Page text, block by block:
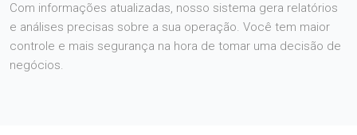
Com informações atualizadas, nosso sistema gera relatórios
e análises precisas sobre a sua operação. Você tem maior
controle e mais segurança na hora de tomar uma decisão de
negócios.